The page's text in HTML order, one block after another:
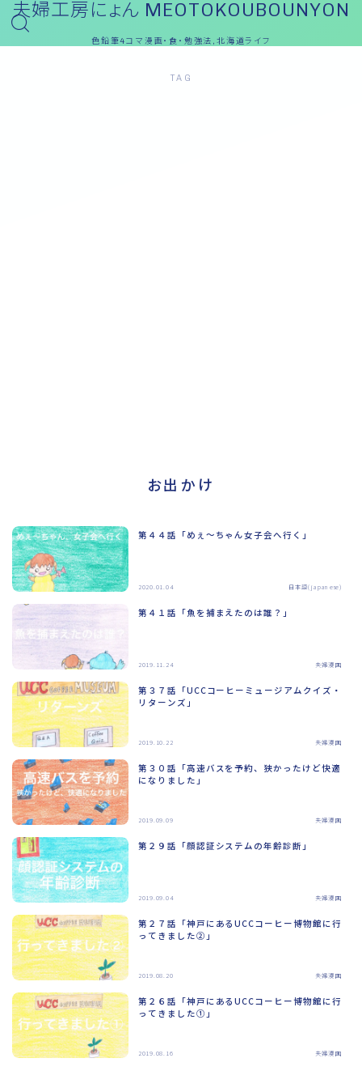
夫婦工房にょん MEOTOKOUBOUNYON
色鉛筆4コマ漫画・食・勉強法,北海道ライフ
TAG
お出かけ
第４４話「めぇ～ちゃん女子会へ行く」
2020.01.04 日本語(japanese)
第４１話「魚を捕まえたのは誰？」
2019.11.24 夫婦漫画
第３７話「UCCコーヒーミュージアムクイズ・
リターンズ」
2019.10.22 夫婦漫画
第３０話「高速バスを予約、狭かったけど快適
になりました」
2019.09.09 夫婦漫画
第２９話「顔認証システムの年齢診断」
2019.09.04 夫婦漫画
第２７話「神戸にあるUCCコーヒー博物館に行
ってきました②」
2019.08.20 夫婦漫画
第２６話「神戸にあるUCCコーヒー博物館に行
ってきました①」
2019.08.16 夫婦漫画